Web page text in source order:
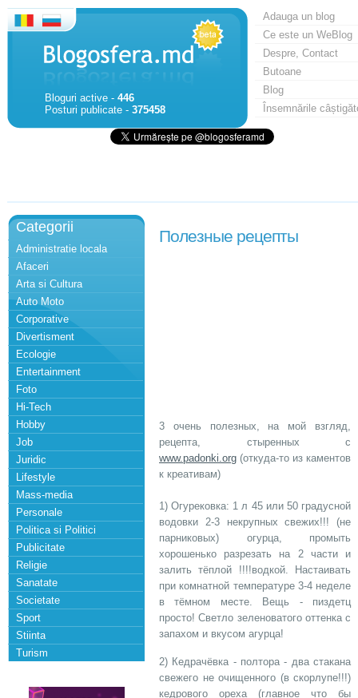
Bloguri active - 446
Posturi publicate - 375458
Adauga un blog
Ce este un WeBlog
Despre, Contact
Butoane
Blog
Însemnările
Categorii
Administratie locala
Afaceri
Arta si Cultura
Auto Moto
Corporative
Divertisment
Ecologie
Entertainment
Foto
Hi-Tech
Hobby
Job
Juridic
Lifestyle
Mass-media
Personale
Politica si Politici
Publicitate
Religie
Sanatate
Societate
Sport
Stiinta
Turism
Полезные рецепты
3 очень полезных, на мой взгляд,
рецепта, стыренных с
www.padonki.org (откуда-то из каментов
к креативам)
1) Огурековка: 1 л 45 или 50 градусной
водовки 2-3 некрупных свежих!!! (не
парниковых) огурца, промыть
хорошенько разрезать на 2 части и
залить тёплой !!!!водкой. Настаивать
при комнатной температуре 3-4 неделе
в тёмном месте. Вещь - пиздетц
просто! Светло зеленоватого оттенка с
запахом и вкусом агурца!
2) Кедрачёвка - полтора - два стакана
свежего не очищенного (в скорлупе!!!)
кедрового ореха (главное что бы